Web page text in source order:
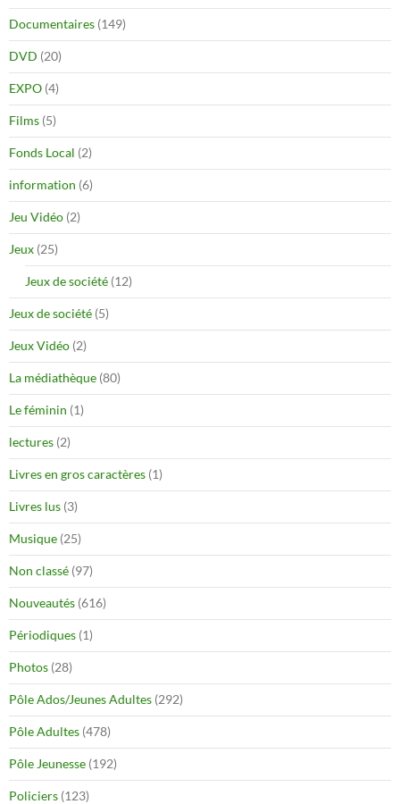
Documentaires (149)
DVD (20)
EXPO (4)
Films (5)
Fonds Local (2)
information (6)
Jeu Vidéo (2)
Jeux (25)
Jeux de société (12)
Jeux de société (5)
Jeux Vidéo (2)
La médiathèque (80)
Le féminin (1)
lectures (2)
Livres en gros caractères (1)
Livres lus (3)
Musique (25)
Non classé (97)
Nouveautés (616)
Périodiques (1)
Photos (28)
Pôle Ados/Jeunes Adultes (292)
Pôle Adultes (478)
Pôle Jeunesse (192)
Policiers (123)